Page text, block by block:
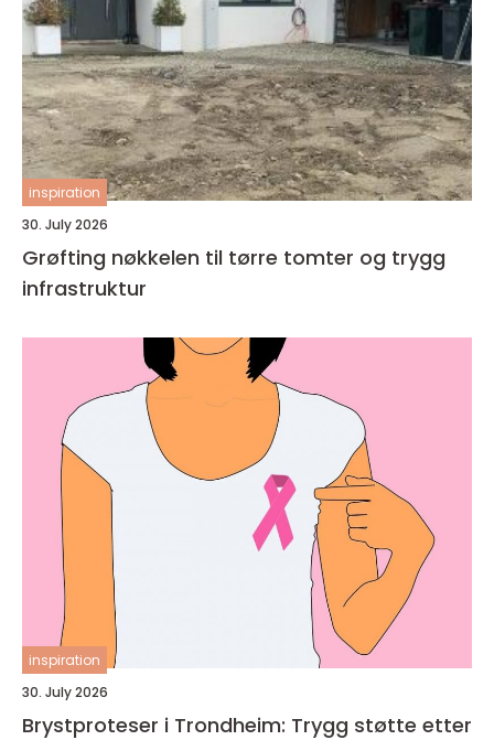
inspiration
30. July 2026
Grøfting nøkkelen til tørre tomter og trygg
infrastruktur
inspiration
30. July 2026
Brystproteser i Trondheim: Trygg støtte etter